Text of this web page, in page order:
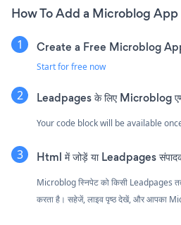
How To Add a Microblog App
Create a Free Microblog
Start for free now
Leadpages के लिए Microblog
Your code block will be available
Html में जोड़ें या Leadpages
Microblog स्निपेट को किसी Leadpages
करता है। सहेजें, लाइव पृष्ठ देखें, और आपका